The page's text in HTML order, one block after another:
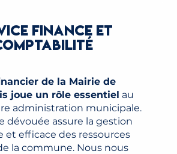
FINANCE ET
de la Mairie de
joue un rôle essentiel au
administration municipale.
dévouée assure la gestion
et efficace des ressources
la commune. Nous nous